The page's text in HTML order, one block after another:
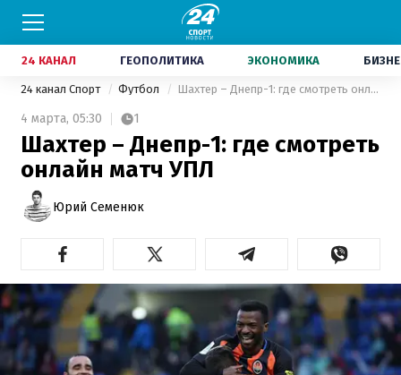
24 КАНАЛ ГЕОПОЛИТИКА ЭКОНОМИКА
24 канал Спорт Футбол Шахтер – Днепр-1: где смотреть онлайн матч УПЛ
4 марта, 05:30 1
Шахтер – Днепр-1: где смотреть
онлайн матч УПЛ
Юрий Семенюк